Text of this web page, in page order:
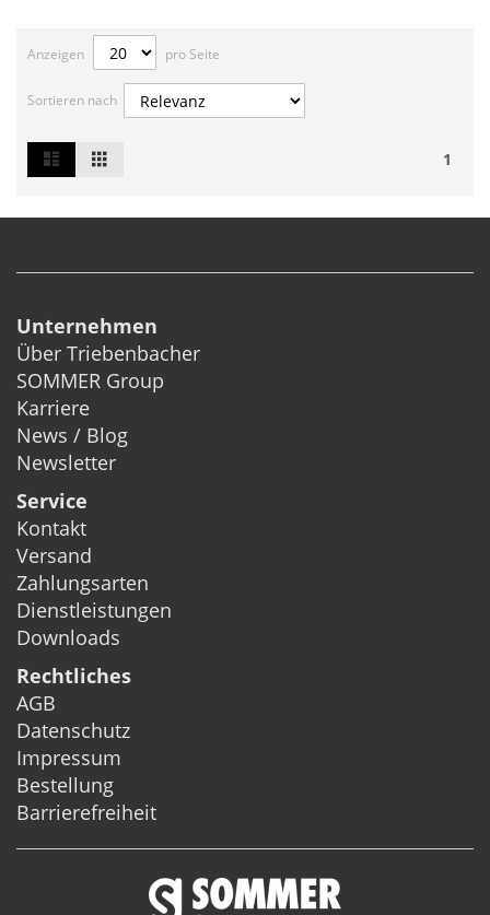
Anzeigen pro Seite
Sortieren nach
1
Ansicht
Unternehmen
Über Triebenbacher
SOMMER Group
Karriere
News / Blog
Newsletter
Service
Kontakt
Versand
Zahlungsarten
Dienstleistungen
Downloads
Rechtliches
AGB
Datenschutz
Impressum
Bestellung
Barrierefreiheit